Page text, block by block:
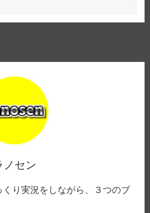
ノセン
くり実況をしながら、３つのブ